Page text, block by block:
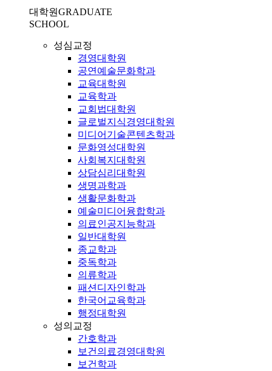
대학원GRADUATE
SCHOOL
성심교정
경영대학원
공연예술문화학과
교육대학원
교육학과
교회법대학원
글로벌지식경영대학원
미디어기술콘텐츠학과
문화영성대학원
사회복지대학원
상담심리대학원
생명과학과
생활문화학과
예술미디어융합학과
의료인공지능학과
일반대학원
종교학과
중독학과
의류학과
패션디자인학과
한국어교육학과
행정대학원
성의교정
간호학과
보건의료경영대학원
보건학과